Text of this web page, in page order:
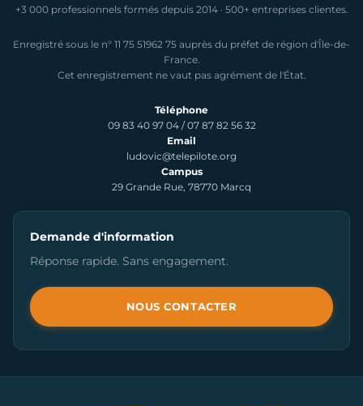
+3 000 professionnels formés depuis 2014 · 500+ entreprises clientes.
Enregistré sous le n° 11 75 51962 75 auprès du préfet de région d'Île-de-
France.
Cet enregistrement ne vaut pas agrément de l'État.
Téléphone
09 83 40 97 04 /07 87 82 56 32
Email
ludovic@telepilote.org
Campus
29 Grande Rue, 78770 Marcq
Demande d'information
Réponse rapide. Sans engagement.
NOUS CONTACTER